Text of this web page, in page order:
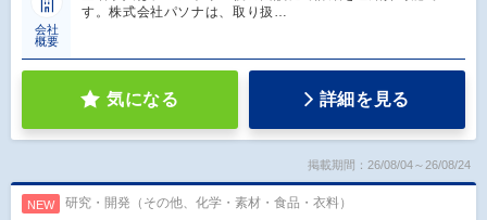
会社
概要
す。株式会社パソナは、取り扱…
気になる 詳細を見る
掲載期間：26/08/04～26/08/24
NEW 研究・開発（その他、化学・素材・食品・衣料）